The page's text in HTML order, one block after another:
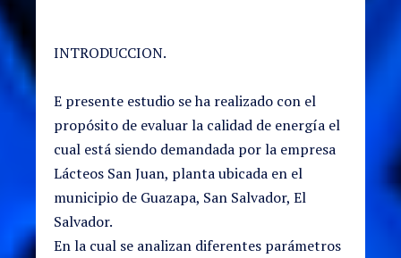
INTRODUCCION.
E presente estudio se ha realizado con el
propósito de evaluar la calidad de energía el
cual está siendo demandada por la empresa
Lácteos San Juan, planta ubicada en el
municipio de Guazapa, San Salvador, El
Salvador.
En la cual se analizan diferentes parámetros